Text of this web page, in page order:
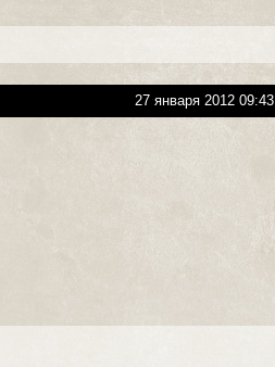
27 января 2012 09:43